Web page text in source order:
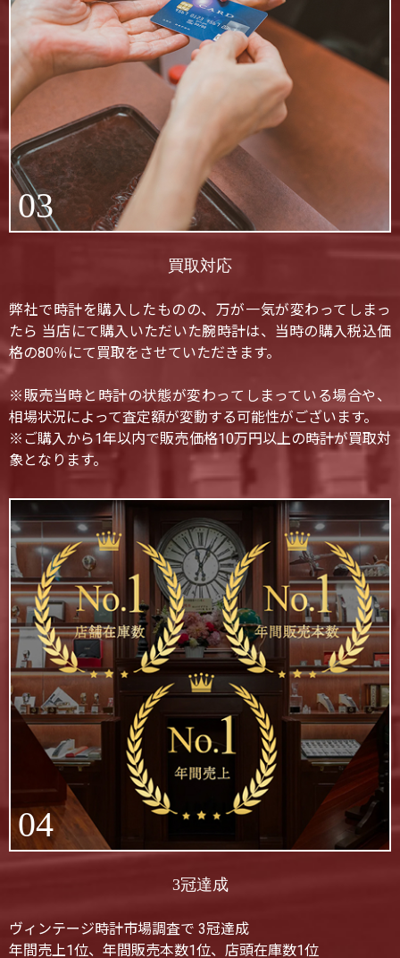
03
買取対応
弊社で時計を購入したものの、万が一気が変わってしまっ
たら 当店にて購入いただいた腕時計は、当時の購入税込価
格の80％にて買取をさせていただきます。
※販売当時と時計の状態が変わってしまっている場合や、
相場状況によって査定額が変動する可能性がございます。
※ご購入から1年以内で販売価格10万円以上の時計が買取対
象となります。
04
3冠達成
ヴィンテージ時計市場調査で 3冠達成
年間売上1位、年間販売本数1位、店頭在庫数1位